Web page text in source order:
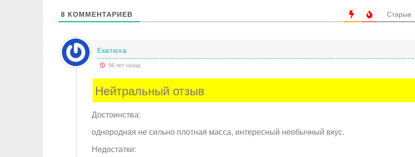
8 КОММЕНТАРИЕВ Старые
Екатюха
56 лет назад
Нейтральный отзыв
Достоинства:
однородная не сильно плотная масса, интересный необычный вкус.
Недостатки: